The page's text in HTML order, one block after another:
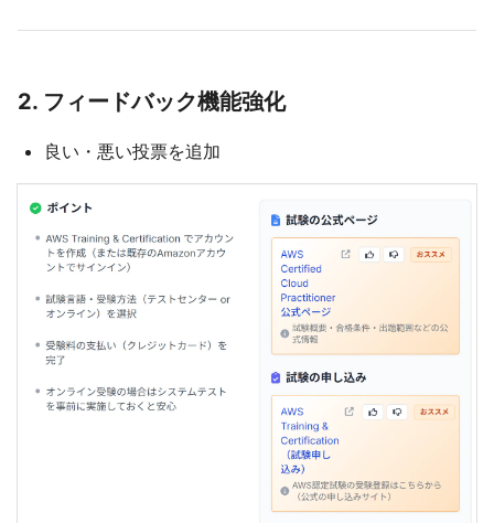
2. フィードバック機能強化
良い・悪い投票を追加